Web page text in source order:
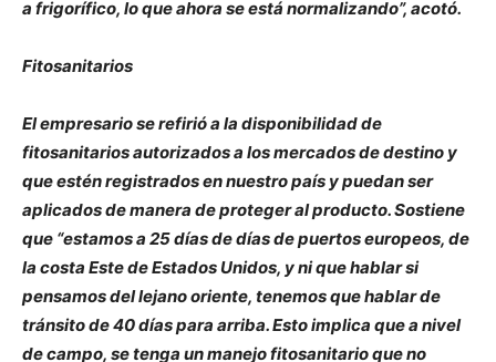
a frigorífico, lo que ahora se está normalizando”, acotó.
Fitosanitarios
El empresario se refirió a la disponibilidad de
fitosanitarios autorizados a los mercados de destino y
que estén registrados en nuestro país y puedan ser
aplicados de manera de proteger al producto. Sostiene
que “estamos a 25 días de días de puertos europeos, de
la costa Este de Estados Unidos, y ni que hablar si
pensamos del lejano oriente, tenemos que hablar de
tránsito de 40 días para arriba. Esto implica que a nivel
de campo, se tenga un manejo fitosanitario que no